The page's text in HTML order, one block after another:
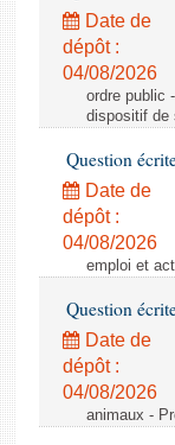
Date de
dépôt :
04/08/2026
ordre public
dispositif de
Question
Date de
dépôt :
04/08/2026
emploi et
Question
Date de
dépôt :
04/08/2026
animaux -